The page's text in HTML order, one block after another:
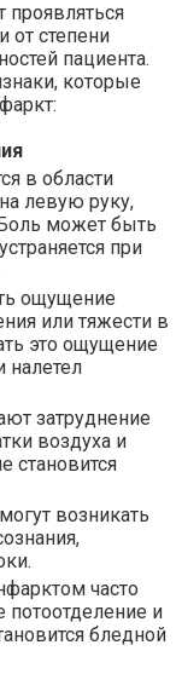
от степени
пациента.
которые
в области
левую руку,
может быть
при
ощущение
или тяжести в
это ощущение
налетел
затруднение
воздуха и
становится
возникать
часто
и
бледной